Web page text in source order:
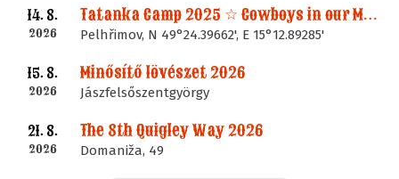
14. 8.
2026
Tatanka Camp 2025 ☆ Cowboys in our Memories
Pelhřimov, N 49°24.39662', E 15°12.89285'
15. 8.
2026
Minősítő lövészet 2026
Jászfelsőszentgyörgy
21. 8.
2026
The 8th Quigley Way 2026
Domaniža, 49